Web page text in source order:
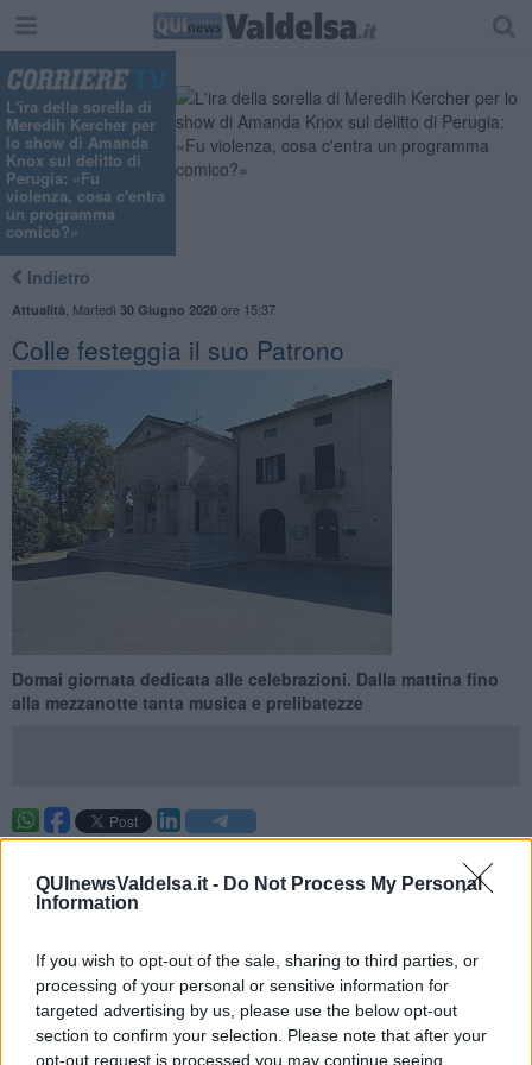
QUInewsValdelsa.it - Do Not Process My Personal
Information
If you wish to opt-out of the sale, sharing to third parties, or
processing of your personal or sensitive information for
targeted advertising by us, please use the below opt-out
section to confirm your selection. Please note that after your
opt-out request is processed you may continue seeing
L'ira della sorella di
Meredih Kercher per
lo show di Amanda
Knox sul delitto di
Perugia: «Fu
violenza, cosa c'entra
un programma
comico?»
Indietro
Attualità Martedì 30 Giugno 2020ore 15:37
Colle festeggia il suo Patrono
Domai giornata dedicata alle celebrazioni. Dalla mattina fino
alla mezzanotte tanta musica e prelibatezze
patrono San Marziale.
Vincendo decisamente nel "derby" con Poggibonsi, quanto a
La festa inizierà dalla mattina, più precisamente dalle 8,30, fino alla